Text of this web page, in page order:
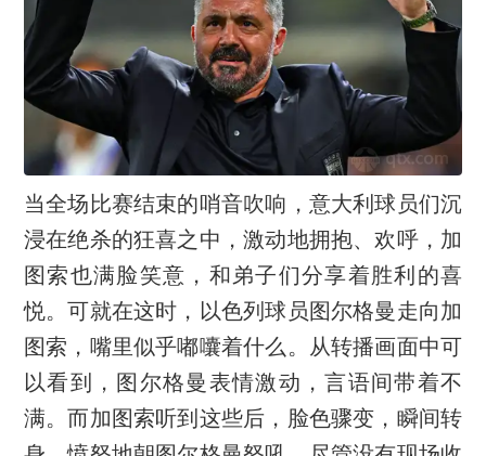
当全场比赛结束的哨音吹响，意大利球员们沉
浸在绝杀的狂喜之中，激动地拥抱、欢呼，加
图索也满脸笑意，和弟子们分享着胜利的喜
悦。可就在这时，以色列球员图尔格曼走向加
图索，嘴里似乎嘟囔着什么。从转播画面中可
以看到，图尔格曼表情激动，言语间带着不
满。而加图索听到这些后，脸色骤变，瞬间转